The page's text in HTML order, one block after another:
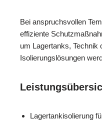
Bei anspruchsvollen
effiziente
um Lagertanks, Technik
Isolierungslösungen
Lagertankisolierung